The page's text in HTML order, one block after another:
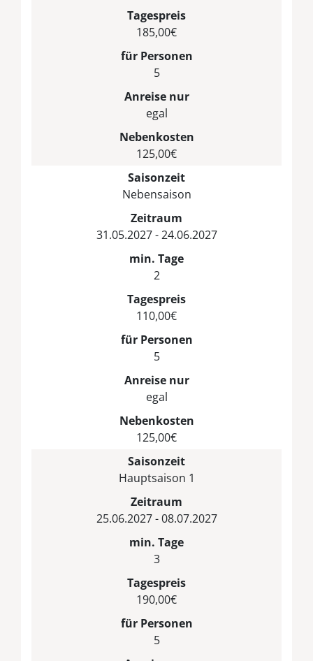
Tagespreis
185,00€
für Personen
5
Anreise nur
egal
Nebenkosten
125,00€
Saisonzeit
Nebensaison
Zeitraum
31.05.2027 - 24.06.2027
min. Tage
2
Tagespreis
110,00€
für Personen
5
Anreise nur
egal
Nebenkosten
125,00€
Saisonzeit
Hauptsaison 1
Zeitraum
25.06.2027 - 08.07.2027
min. Tage
3
Tagespreis
190,00€
für Personen
5